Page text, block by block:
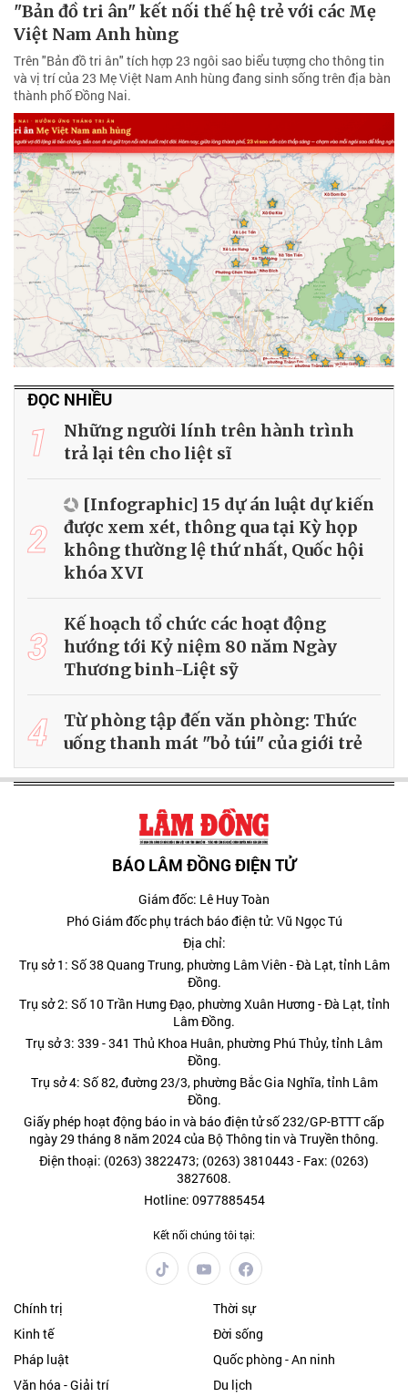
"Bản đồ tri ân" kết nối thế hệ trẻ với các Mẹ
Việt Nam Anh hùng
Trên "Bản đồ tri ân" tích hợp 23 ngôi sao biểu tượng cho thông tin
và vị trí của 23 Mẹ Việt Nam Anh hùng đang sinh sống trên địa bàn
thành phố Đồng Nai.
ĐỌC NHIỀU
1
Những người lính trên hành trình
trả lại tên cho liệt sĩ
2
[Infographic] 15 dự án luật dự kiến
được xem xét, thông qua tại Kỳ họp
không thường lệ thứ nhất, Quốc hội
khóa XVI
3
Kế hoạch tổ chức các hoạt động
hướng tới Kỷ niệm 80 năm Ngày
Thương binh-Liệt sỹ
4
Từ phòng tập đến văn phòng: Thức
uống thanh mát "bỏ túi" của giới trẻ
BÁO LÂM ĐỒNG ĐIỆN TỬ
Giám đốc: Lê Huy Toàn
Phó Giám đốc phụ trách báo điện tử: Vũ Ngọc Tú
Địa chỉ:
Trụ sở 1: Số 38 Quang Trung, phường Lâm Viên - Đà Lạt, tỉnh Lâm
Đồng.
Trụ sở 2: Số 10 Trần Hưng Đạo, phường Xuân Hương - Đà Lạt, tỉnh
Lâm Đồng.
Trụ sở 3: 339 - 341 Thủ Khoa Huân, phường Phú Thủy, tỉnh Lâm
Đồng.
Trụ sở 4: Số 82, đường 23/3, phường Bắc Gia Nghĩa, tỉnh Lâm
Đồng.
Giấy phép hoạt động báo in và báo điện tử số 232/GP-BTTT cấp
ngày 29 tháng 8 năm 2024 của Bộ Thông tin và Truyền thông.
Điện thoại: (0263) 3822473; (0263) 3810443 - Fax: (0263)
3827608.
Hotline: 0977885454
Kết nối chúng tôi tại:
Chính trị
Thời sự
Kinh tế
Đời sống
Pháp luật
Quốc phòng - An ninh
Văn hóa - Giải trí
Du lịch